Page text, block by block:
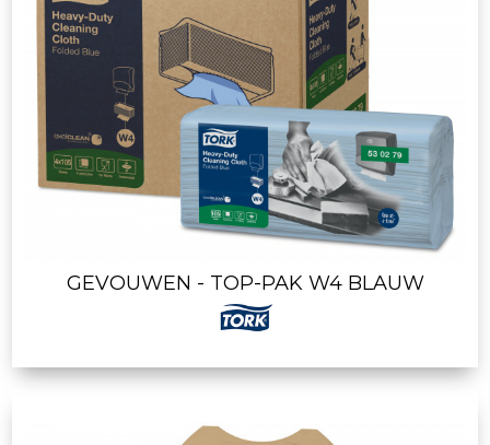
GEVOUWEN - TOP-PAK W4 BLAUW